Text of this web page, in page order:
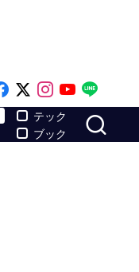
Like on Facebook
Follow on x
Follow on
Follow
テック
ブック